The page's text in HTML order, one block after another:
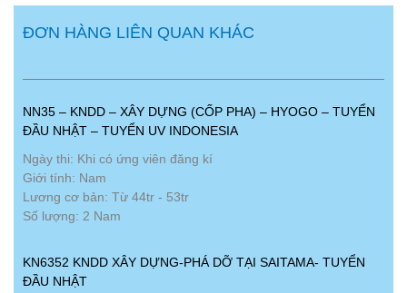
ĐƠN HÀNG LIÊN QUAN KHÁC
NN35 – KNDD – XÂY DỰNG (CỐP PHA) – HYOGO – TUYỂN
ĐẦU NHẬT – TUYỂN UV INDONESIA
Ngày thi: Khi có ứng viên đăng kí
Giới tính: Nam
Lương cơ bản: Từ 44tr - 53tr
Số lượng: 2 Nam
KN6352 KNDD XÂY DỰNG-PHÁ DỠ TẠI SAITAMA- TUYỂN
ĐẦU NHẬT